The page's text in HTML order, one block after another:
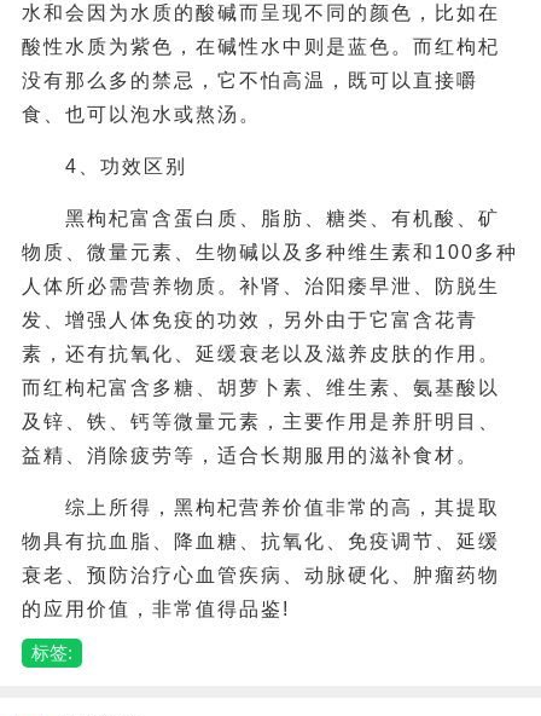
水和会因为水质的酸碱而呈现不同的颜色，比如在
酸性水质为紫色，在碱性水中则是蓝色。而红枸杞
没有那么多的禁忌，它不怕高温，既可以直接嚼
食、也可以泡水或熬汤。
4、功效区别
黑枸杞富含蛋白质、脂肪、糖类、有机酸、矿
物质、微量元素、生物碱以及多种维生素和100多种
人体所必需营养物质。补肾、治阳痿早泄、防脱生
发、增强人体免疫的功效，另外由于它富含花青
素，还有抗氧化、延缓衰老以及滋养皮肤的作用。
而红枸杞富含多糖、胡萝卜素、维生素、氨基酸以
及锌、铁、钙等微量元素，主要作用是养肝明目、
益精、消除疲劳等，适合长期服用的滋补食材。
综上所得，黑枸杞营养价值非常的高，其提取
物具有抗血脂、降血糖、抗氧化、免疫调节、延缓
衰老、预防治疗心血管疾病、动脉硬化、肿瘤药物
的应用价值，非常值得品鉴!
标签: